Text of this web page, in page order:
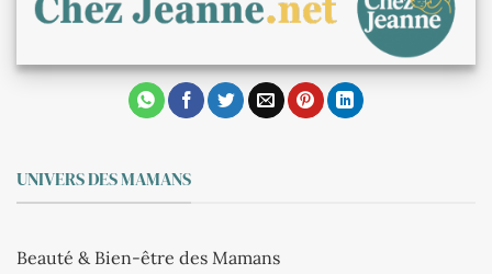
UNIVERS DES MAMANS
Beauté & Bien-être des Mamans